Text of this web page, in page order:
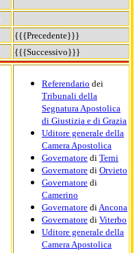
{{{Precedente}}}
{{{Successivo}}}
Referendario dei
Tribunali della
Segnatura Apostolica
di Giustizia e di Grazia
Uditore generale della
Camera Apostolica
Governatore di Terni
Governatore di Orvieto
Governatore di
Camerino
Governatore di Ancona
Governatore di Viterbo
Uditore generale della
Camera Apostolica